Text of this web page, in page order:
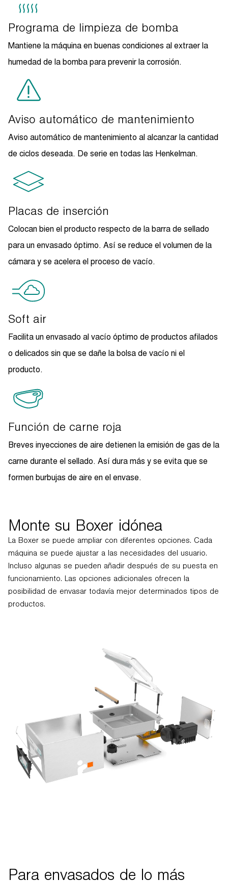
Programa de limpieza de bomba
Mantiene la máquina en buenas condiciones al extraer la
humedad de la bomba para prevenir la corrosión.
Aviso automático de mantenimiento
Aviso automático de mantenimiento al alcanzar la cantidad
de ciclos deseada. De serie en todas las Henkelman.
Placas de inserción
Colocan bien el producto respecto de la barra de sellado
para un envasado óptimo. Así se reduce el volumen de la
cámara y se acelera el proceso de vacío.
Soft air
Facilita un envasado al vacío óptimo de productos afilados
o delicados sin que se dañe la bolsa de vacío ni el
producto.
Función de carne roja
Breves inyecciones de aire detienen la emisión de gas de la
carne durante el sellado. Así dura más y se evita que se
formen burbujas de aire en el envase.
Monte su Boxer idónea
La Boxer se puede ampliar con diferentes opciones. Cada
máquina se puede ajustar a las necesidades del usuario.
Incluso algunas se pueden añadir después de su puesta en
funcionamiento. Las opciones adicionales ofrecen la
posibilidad de envasar todavía mejor determinados tipos de
productos.
Para envasados de lo más